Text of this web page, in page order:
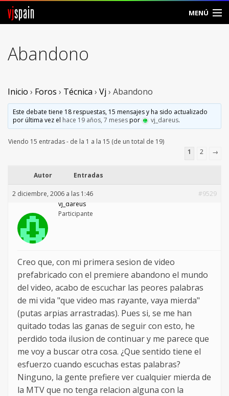
vjspain MENÚ
Foros
Vjspain
Abandono
Inicio › Foros › Técnica › Vj › Abandono
Este debate tiene 18 respuestas, 15 mensajes y ha sido actualizado
por última vez el hace 19 años, 7 mesespor vj_dareus.
Viendo 15 entradas - de la 1 a la 15 (de un total de 19)
1
2 →
Autor Entradas
2 diciembre, 2006 a las 1:46
#9529
vj_dareus
Participante
Creo que, con mi primera sesion de video
prefabricado con el premiere abandono el mundo
del video, acabo de escuchar las peores palabras
de mi vida "que video mas rayante, vaya mierda"
(putas arpias arrastradas). Pues si, se me han
quitado todas las ganas de seguir con esto, he
perdido toda ilusion de continuar y me parece que
me voy a buscar otra cosa. ¿Que sentido tiene el
esfuerzo cuando escuchas estas palabras?
Ninguno, la gente prefiere ver cualquier mierda de
la MTV que no tenga relacion alguna con la